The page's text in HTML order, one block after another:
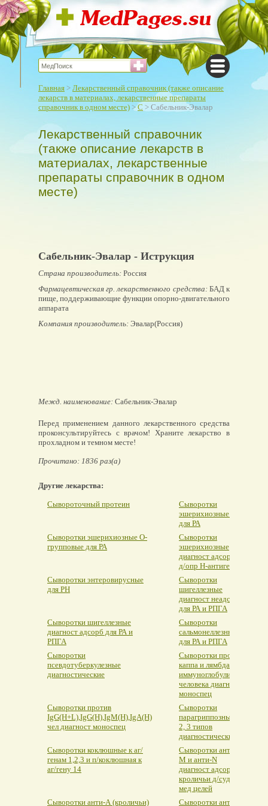
Главная > Лекарственный справочник (также описание
лекарств в материалах, лекарственные препараты
справочник в одном месте) >С > Сабельник-Эвалар
Лекарственный справочник
(также описание лекарств в
материалах, лекарственные
препараты справочник в одном
месте)
Сабельник-Эвалар - Иструкция
Страна производитель: Россия
Фармацевтическая гр. лекарственного средства:БАД к
пище, поддерживающие функции опорно-двигательного
аппарата
Компания производитель: Эвалар(Россия)
Межд. наименование: Сабельник-Эвалар
Перед применением данного лекарственного средства
проконсультируйтесь с врачом! Храните лекарство в
прохладном и темном месте!
Прочитано: 1836 раз(а)
Другие лекарства:
Сывороточный протеин
Сыворотки
эшерихиозные ОК
для РА
Сыворотки эшерихиозные О-
групповые для РА
Сыворотки
эшерихиозные
диагност адсорб
д/опр Н-антигена
Сыворотки энтеровирусные
для РН
Сыворотки
шигеллезные
диагност неадсорб
для РА и РПГА
Сыворотки шигеллезные
диагност адсорб для РА и
РПГА
Сыворотки
сальмонеллезные
для РА и РПГА
Сыворотки
псевдотуберкулезные
диагностические
Сыворотки против
каппа и лямбда
иммуноглобулинов
человека диагност
моноспец
Сыворотки против
IgG(H+L),IgG(H),IgM(H),IgA(H)
чел диагност моноспец
Сыворотки
парагриппозные 1,
2, 3 типов
диагностические
Сыворотки коклюшные к аг/
генам 1,2,3 и п/коклюшная к
аг/гену 14
Сыворотки анти-
М и анти-N
диагност адсорб
кроличьи д/суд
мед целей
Сыворотки анти-А (кроличьи)
Сыворотки анти-